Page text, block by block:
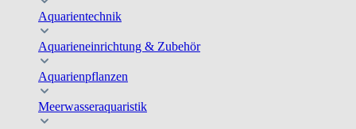
Aquarientechnik
Aquarieneinrichtung & Zubehör
Aquarienpflanzen
Meerwasseraquaristik